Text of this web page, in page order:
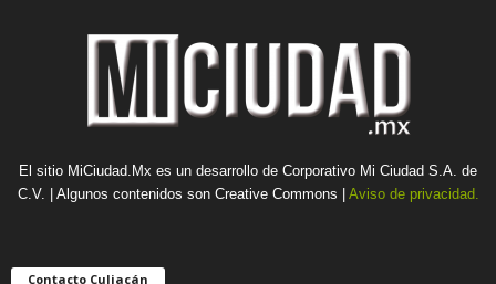
El sitio MiCiudad.Mx es un desarrollo de Corporativo Mi Ciudad S.A. de
C.V. | Algunos contenidos son Creative Commons | Aviso de privacidad.
Contacto Culiacán